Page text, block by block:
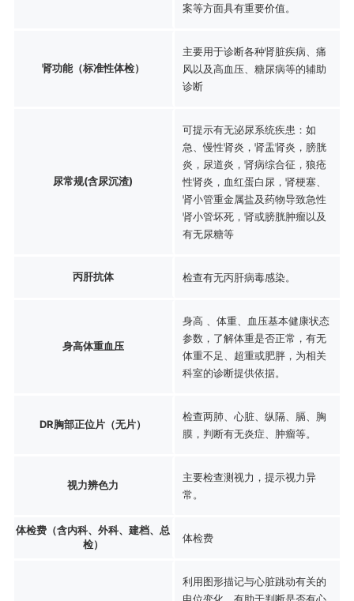
案等方面具有重要价值。
肾功能（标准性体检）
主要用于诊断各种肾脏疾病、痛
风以及高血压、糖尿病等的辅助
诊断
尿常规(含尿沉渣)
可提示有无泌尿系统疾患：如
急、慢性肾炎，肾盂肾炎，膀胱
炎，尿道炎，肾病综合征，狼疮
性肾炎，血红蛋白尿，肾梗塞、
肾小管重金属盐及药物导致急性
肾小管坏死，肾或膀胱肿瘤以及
有无尿糖等
丙肝抗体 检查有无丙肝病毒感染。
身高体重血压
身高 、体重、血压基本健康状态
参数，了解体重是否正常，有无
体重不足、超重或肥胖，为相关
科室的诊断提供依据。
DR胸部正位片（无片）
检查两肺、心脏、纵隔、膈、胸
膜，判断有无炎症、肿瘤等。
视力辨色力
主要检查测视力，提示视力异
常。
体检费（含内科、外科、建档、总
检）
体检费
利用图形描记与心脏跳动有关的
电位变化，有助于判断是否有心